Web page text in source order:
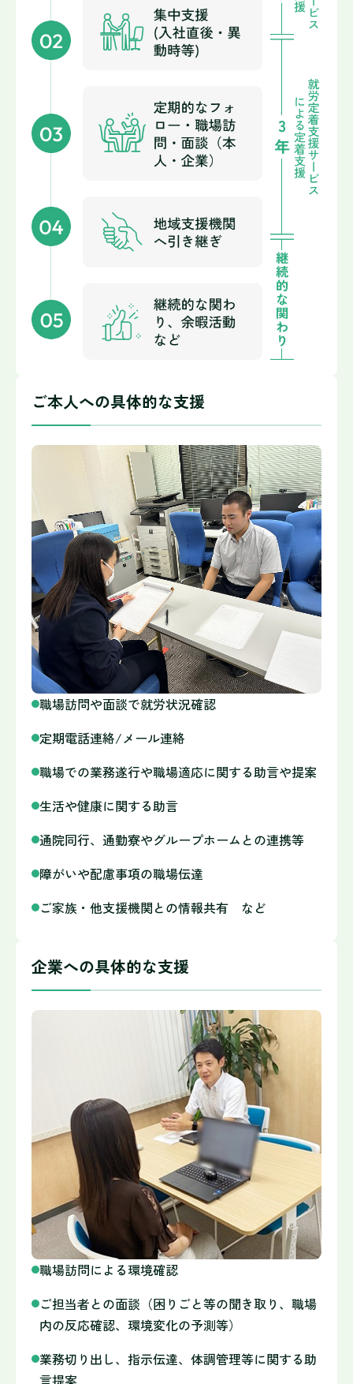
ご本人への具体的な支援
職場訪問や面談で就労状況確認
定期電話連絡/メール連絡
職場での業務遂行や職場適応に関する助言や提案
生活や健康に関する助言
通院同行、通勤寮やグループホームとの連携等
障がいや配慮事項の職場伝達
ご家族・他支援機関との情報共有 など
企業への具体的な支援
職場訪問による環境確認
ご担当者との面談（困りごと等の聞き取り、職場
内の反応確認、環境変化の予測等）
業務切り出し、指示伝達、体調管理等に関する助
言提案